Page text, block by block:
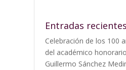
Entradas recientes
Celebración de los 100
del académico honorario
Guillermo Sánchez